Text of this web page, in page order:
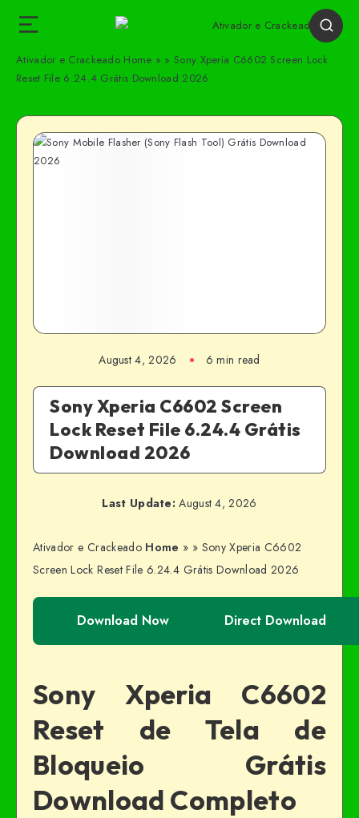
Ativador e Crackeado Home » »Sony Xperia C6602 Screen Lock
Reset File 6.24.4 Grátis Download 2026
August 4, 2026 6 min read
Sony Xperia C6602 Screen
Lock Reset File 6.24.4 Grátis
Download 2026
Last Update: August 4, 2026
Ativador e Crackeado Home » » Sony Xperia C6602
Screen Lock Reset File 6.24.4 Grátis Download 2026
Download Now Direct Download
Sony Xperia C6602
Reset de Tela de
Bloqueio Grátis
Download Completo